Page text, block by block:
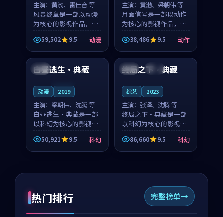
主演： 黄渤、雷佳音 等
风暴终章是一部以动漫
为核心的影视作品，围
绕危机、反转与人物成
长展开，整体节奏紧
凑，值得推荐观看。
59,502 9.5 动漫
主演： 黄渤、梁朝伟 等
月面信号是一部以动作
为核心的影视作品，围
绕危机、反转与人物成
长展开，整体节奏紧
凑，值得推荐观看。
38,486 9.5 动作
法国
白昼逃生·典藏
动漫 2019
主演： 梁朝伟、沈腾 等
白昼逃生·典藏是一部
以科幻为核心的影视作
品，围绕危机、反转与
人物成长展开，整体节
奏紧凑，值得推荐观
50,921 9.5 科幻
法国 高分
终局之下·典藏
综艺 2023
主演： 张译、沈腾 等
终局之下·典藏是一部
以科幻为核心的影视作
品，围绕危机、反转与
人物成长展开，整体节
奏紧凑，值得推荐观
86,660 9.5 科幻
热门排行 完整榜单
99:22 99:18